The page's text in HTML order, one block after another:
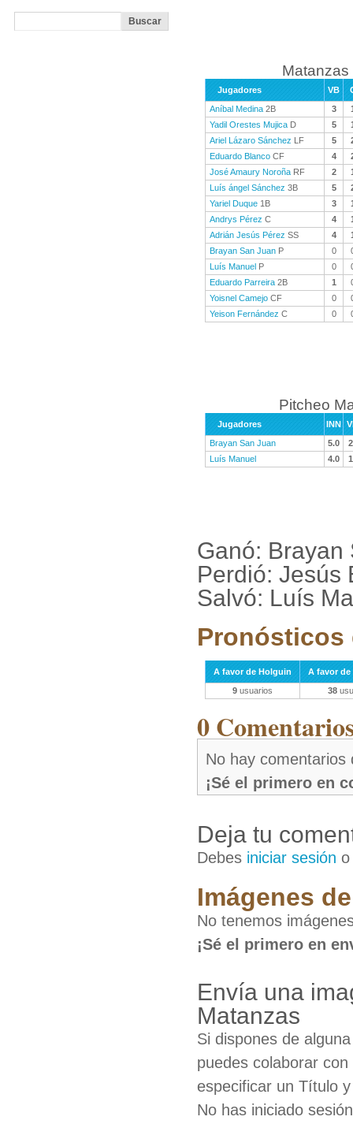
Matanzas
Jugadores VB
Aníbal Medina 2B 3
Yadil Orestes Mujica D 5
Ariel Lázaro Sánchez LF 5
Eduardo Blanco CF 4
José Amaury Noroña RF 2
Luís ángel Sánchez 3B 5
Yariel Duque 1B 3
Andrys Pérez C 4
Adrián Jesús Pérez SS 4
Brayan San Juan P 0
Luís Manuel P 0
Eduardo Parreira 2B 1
Yoisnel Camejo CF 0
Yeison Fernández C 0
Pitcheo
Jugadores INN
Brayan San Juan
5.0
Luís Manuel
4.0
Ganó: Brayan
Perdió: Jesús
Salvó: Luís
Pronósticos
A favor de Holguin
A favor de
9 usuarios 38
0
No hay comentarios
¡Sé el primero en
Deja tu
Debes iniciar sesión
Imágenes
No tenemos
¡Sé el primero en
Envía una
Matanzas
Si dispones de
puedes colaborar
especificar un Título
No has iniciado